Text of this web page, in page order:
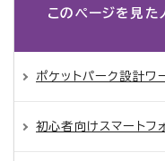
このページを見た
ポケットパーク設計ワ
初心者向けスマートフ